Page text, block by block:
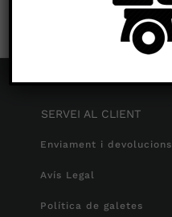
SERVEI AL CLIENT
Enviament i devolucions
Avís Legal
Política de galetes